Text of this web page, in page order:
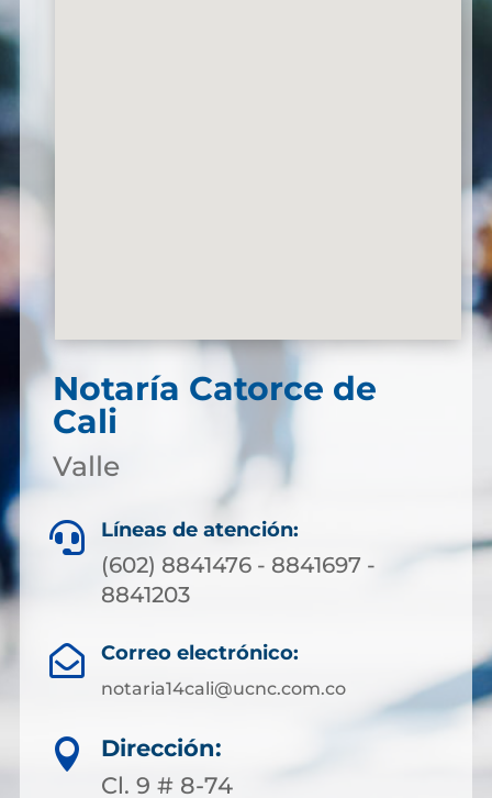
Notaría Catorce de
Cali
Valle
 Líneas de atención:
(602) 8841476 - 8841697 -
8841203
 Correo electrónico:
notaria14cali@ucnc.com.co

Dirección:
Cl. 9 # 8-74